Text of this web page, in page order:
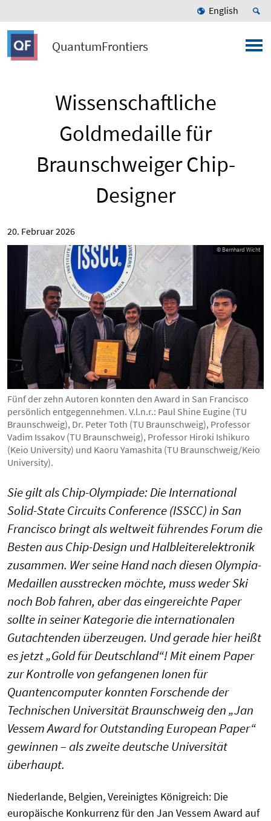
English
QuantumFrontiers
Wissenschaftliche
Goldmedaille für
Braunschweiger Chip-
Designer
20. Februar 2026
© Bernhard Wicht
Fünf der zehn Autoren konnten den Award in San Francisco
persönlich entgegennehmen. V.l.n.r.: Paul Shine Eugine (TU
Braunschweig), Dr. Peter Toth (TU Braunschweig), Professor
Vadim Issakov (TU Braunschweig), Professor Hiroki Ishikuro
(Keio University) und Kaoru Yamashita (TU Braunschweig/Keio
University).
Sie gilt als Chip-Olympiade: Die International
Solid-State Circuits Conference (ISSCC) in San
Francisco bringt als weltweit führendes Forum die
Besten aus Chip-Design und Halbleiterelektronik
zusammen. Wer seine Hand nach diesen Olympia-
Medaillen ausstrecken möchte, muss weder Ski
noch Bob fahren, aber das eingereichte Paper
sollte in seiner Kategorie die internationalen
Gutachtenden überzeugen. Und gerade hier heißt
es jetzt „Gold für Deutschland“! Mit einem Paper
zur Kontrolle von gefangenen Ionen für
Quantencomputer konnten Forschende der
Technischen Universität Braunschweig den „Jan
Vessem Award for Outstanding European Paper“
gewinnen – als zweite deutsche Universität
überhaupt.
Niederlande, Belgien, Vereinigtes Königreich: Die
europäische Konkurrenz für den Jan Vessem Award auf